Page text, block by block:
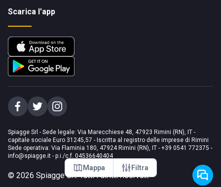
Mappa Filtra
Scarica l'app
Spiagge Srl - Sede legale: Via Marecchiese 48, 47923 Rimini (RN), IT -
capitale sociale Euro 31245,57 - Iscritta al registro delle imprese di Rimini
Sede operativa: Via Flaminia 180, 47924 Rimini (RN), IT - +39 0541 772375 -
info@spiagge.it - p.i./c.f. 04536640404
© 2026 Spiagge Srl. Tutti i diritti riservati.